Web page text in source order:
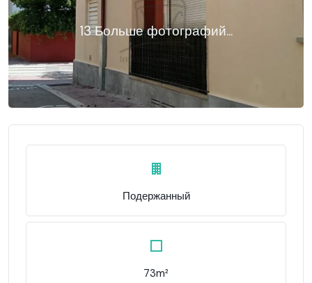
13 Больше фотографий...
Подержанный
73m²